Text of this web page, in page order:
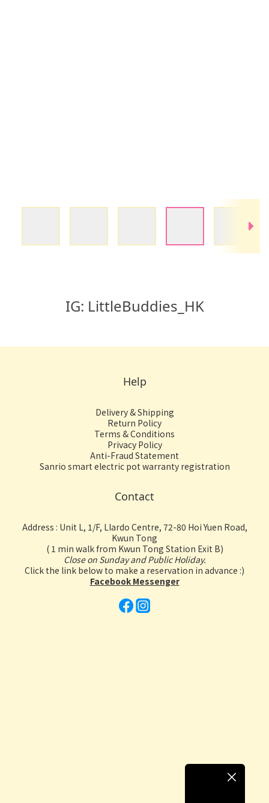
IG: LittleBuddies_HK
Help
Delivery & Shipping
Return Policy
Terms & Conditions
Privacy Policy
Anti-Fraud Statement
Sanrio smart electric pot warranty registration
Contact
Address : Unit L, 1/F, Llardo Centre, 72-80 Hoi Yuen Road,
Kwun Tong
( 1 min walk from Kwun Tong Station Exit B)
Close on Sunday and Public Holiday.
Click the link below to make a reservation in advance :)
Facebook Messenger